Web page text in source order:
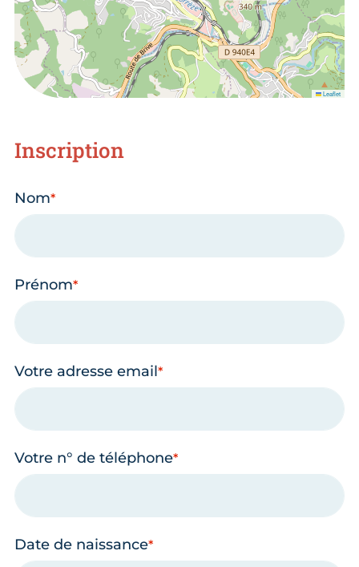
Leaflet
Inscription
Nom
Prénom
Votre adresse email
Votre n° de téléphone
Date de naissance